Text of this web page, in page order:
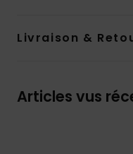
Livraison &
Articles vus